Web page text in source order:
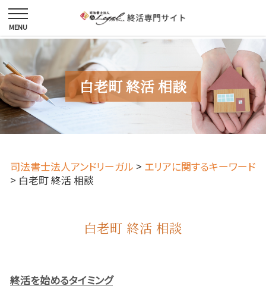
白老町 終活 相談
司法書士法人アンドリーガル > エリアに関するキーワード
> 白老町 終活 相談
白老町 終活 相談
終活を始めるタイミング